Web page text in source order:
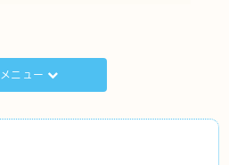
メニュー